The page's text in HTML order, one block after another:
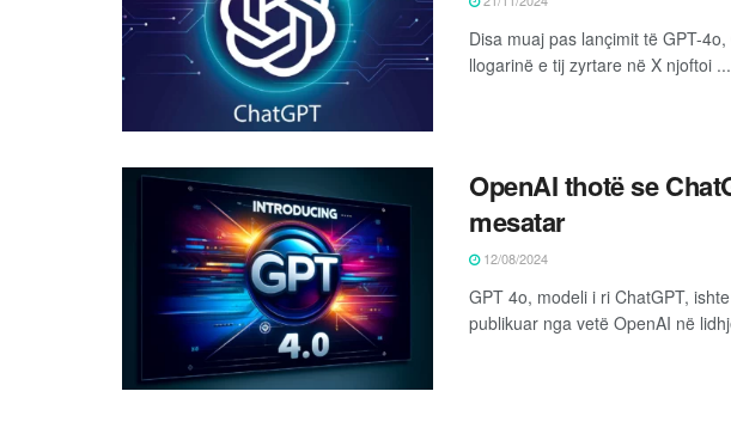
Disa muaj pas lançimit të GPT-
llogarinë e tij zyrtare në X njoftoi ...
OpenAI thotë se
mesatar
12/08/2024
GPT 4o, modeli i ri ChatGPT,
publikuar nga vetë OpenAI në